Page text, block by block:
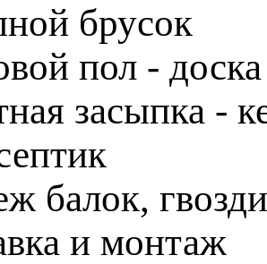
брусок
пол - доска
засыпка -
балок,
и монтаж